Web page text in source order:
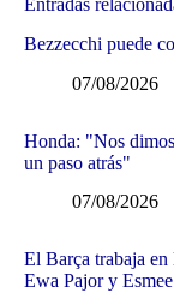
Entradas
Bezzecchi puede
07/08/2026
Honda: "Nos
un paso atrás"
07/08/2026
El Barça trabaja
Ewa Pajor y